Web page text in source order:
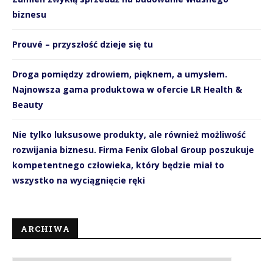
biznesu
Prouvé – przyszłość dzieje się tu
Droga pomiędzy zdrowiem, pięknem, a umysłem.
Najnowsza gama produktowa w ofercie LR Health &
Beauty
Nie tylko luksusowe produkty, ale również możliwość
rozwijania biznesu. Firma Fenix Global Group poszukuje
kompetentnego człowieka, który będzie miał to
wszystko na wyciągnięcie ręki
ARCHIWA